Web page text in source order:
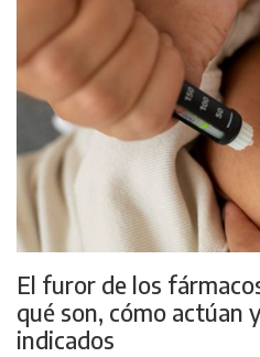
El furor de los
qué son, cómo actúan
indicados